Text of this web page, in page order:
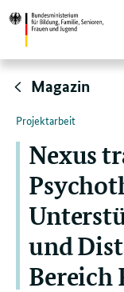
Direktlink:
Magazin
Projektarbeit
Nexus
und
Bereich